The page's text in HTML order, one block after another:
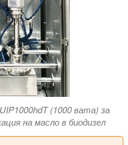
(1000 вата) за
на масло в биодизел